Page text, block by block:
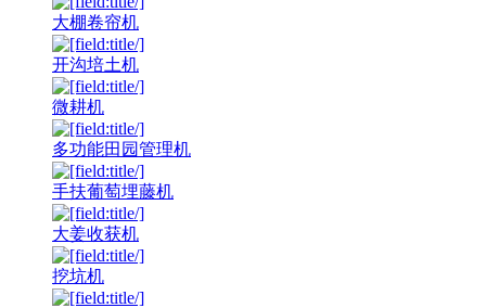
大棚卷帘机
开沟培土机
微耕机
多功能田园管理机
手扶葡萄埋藤机
大姜收获机
挖坑机